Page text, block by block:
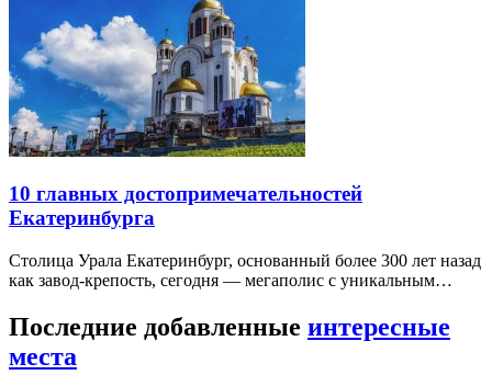
10 главных достопримечательностей
Екатеринбурга
Столица Урала Екатеринбург, основанный более 300 лет назад
как завод-крепость, сегодня — мегаполис с уникальным…
Последние добавленные интересные
места